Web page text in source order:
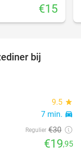
€15
bij
9.5 star
7 min. directions_car
Regulier €30
€19,95